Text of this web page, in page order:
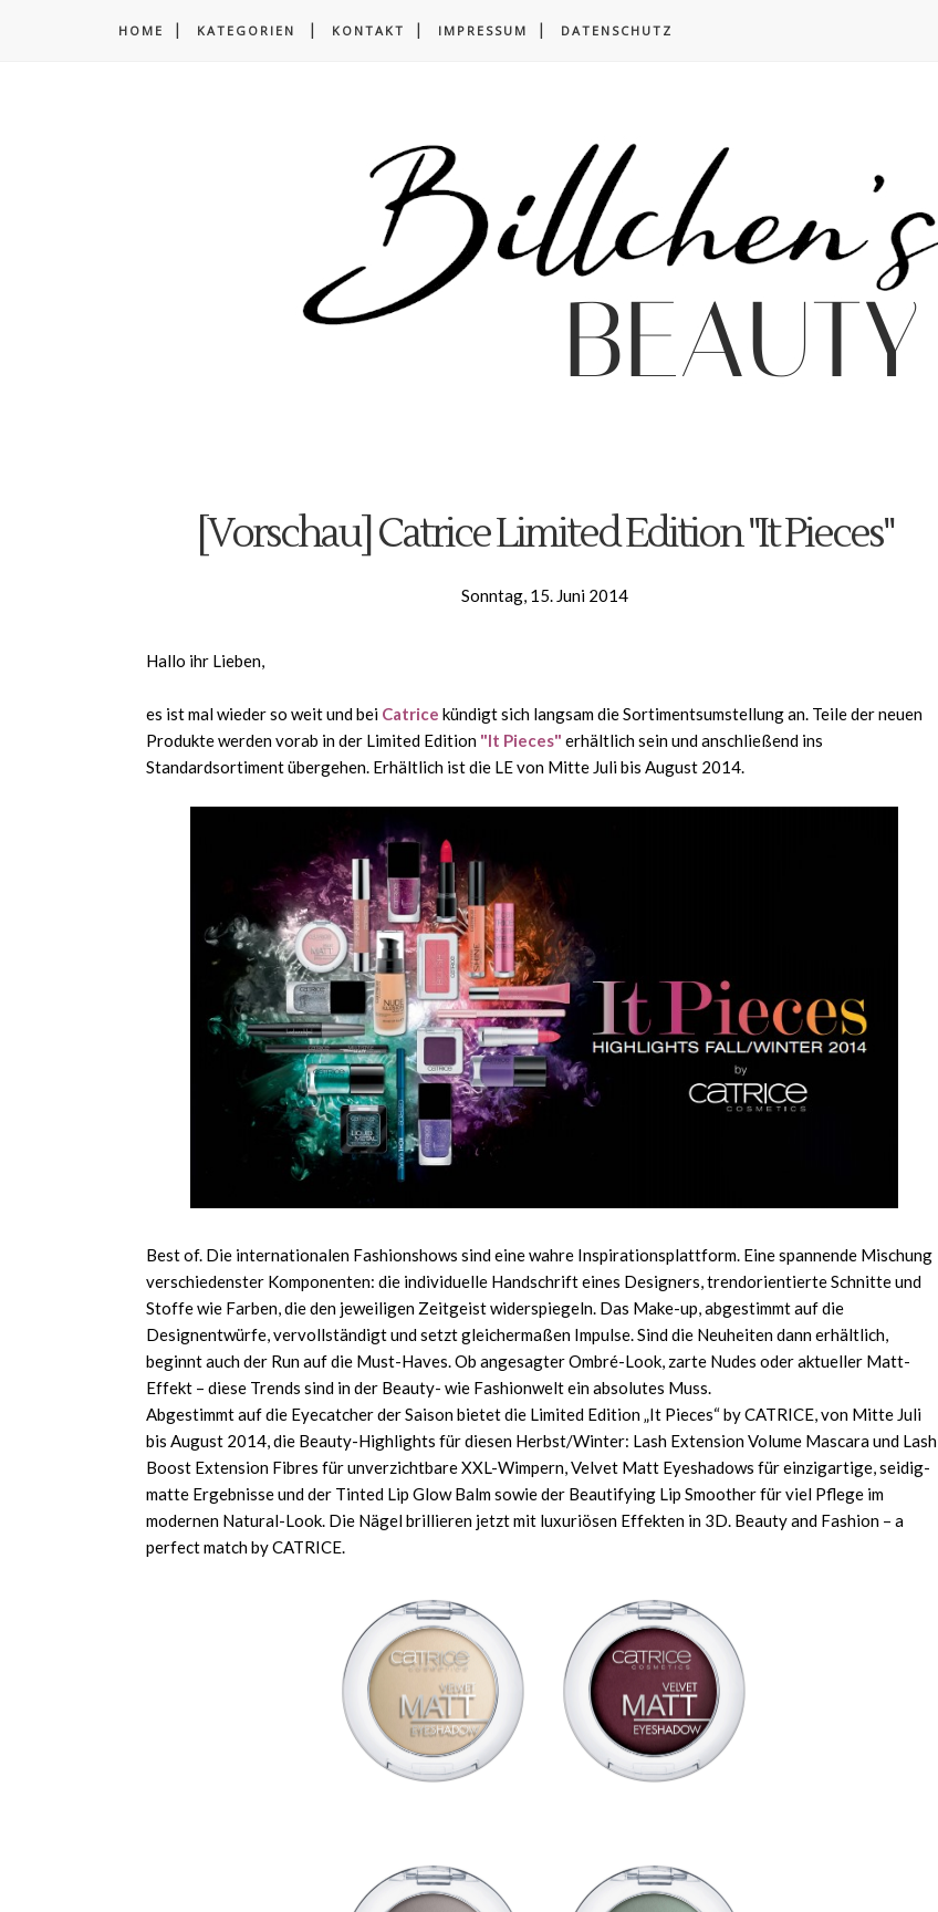
HOME KATEGORIEN KONTAKT IMPRESSUM DATENSCHUTZ
[Vorschau] Catrice Limited Edition "It Pieces"
Sonntag, 15. Juni 2014
Hallo ihr Lieben,
es ist mal wieder so weit und bei Catrice kündigt sich langsam die Sortimentsumstellung an. Teile der neuen
Produkte werden vorab in der Limited Edition "It Pieces" erhältlich sein und anschließend ins
Standardsortiment übergehen. Erhältlich ist die LE von Mitte Juli bis August 2014.
Best of. Die internationalen Fashionshows sind eine wahre Inspirationsplattform. Eine spannende Mischung
verschiedenster Komponenten: die individuelle Handschrift eines Designers, trendorientierte Schnitte und
Stoffe wie Farben, die den jeweiligen Zeitgeist widerspiegeln. Das Make-up, abgestimmt auf die
Designentwürfe, vervollständigt und setzt gleichermaßen Impulse. Sind die Neuheiten dann erhältlich,
beginnt auch der Run auf die Must-Haves. Ob angesagter Ombré-Look, zarte Nudes oder aktueller Matt-
Effekt – diese Trends sind in der Beauty- wie Fashionwelt ein absolutes Muss.
Abgestimmt auf die Eyecatcher der Saison bietet die Limited Edition „It Pieces“ by CATRICE, von Mitte Juli
bis August 2014, die Beauty-Highlights für diesen Herbst/Winter: Lash Extension Volume Mascara und Lash
Boost Extension Fibres für unverzichtbare XXL-Wimpern, Velvet Matt Eyeshadows für einzigartige, seidig-
matte Ergebnisse und der Tinted Lip Glow Balm sowie der Beautifying Lip Smoother für viel Pflege im
modernen Natural-Look. Die Nägel brillieren jetzt mit luxuriösen Effekten in 3D. Beauty and Fashion – a
perfect match by CATRICE.